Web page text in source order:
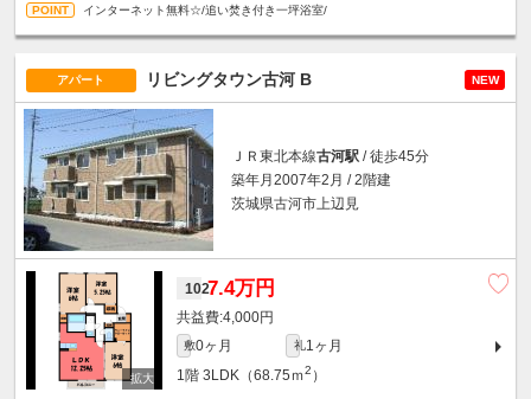
インターネット無料☆/追い焚き付き一坪浴室/
アパート リビングタウン古河 B NEW
ＪＲ東北本線古河駅 / 徒歩45分
築年月2007年2月 / 2階建
茨城県古河市上辺見
1027.4万円
4,000円
敷0ヶ月 礼1ヶ月
1階 3LDK（68.75ｍ2 ）